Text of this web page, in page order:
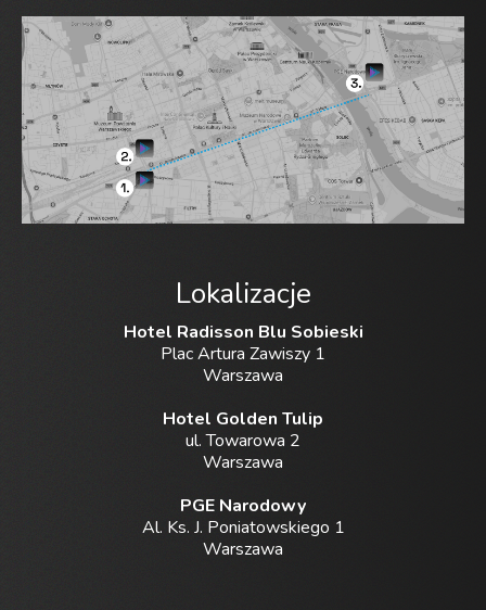
Lokalizacje
Hotel Radisson Blu Sobieski
Plac Artura Zawiszy 1
Warszawa
Hotel Golden Tulip
ul. Towarowa 2
Warszawa
PGE Narodowy
Al. Ks. J. Poniatowskiego 1
Warszawa